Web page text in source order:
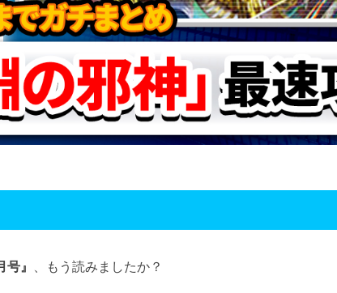
』 、もう読みましたか？